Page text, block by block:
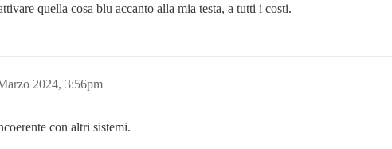
quella cosa blu accanto alla mia testa, a tutti i costi.
2024, 3:56pm
con altri sistemi.